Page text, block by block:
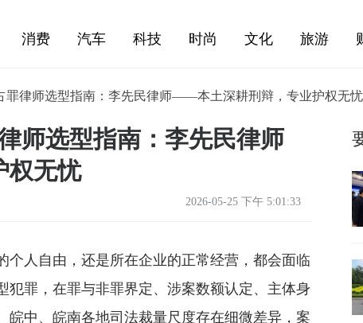
消费 汽车 科技 时尚 文化 旅游
罪律师选型指南：李先民律师——本土深耕刑辩，专业护权无忧
师选型指南：李先民律师
无忧
2026-05-25 下午 5:01:33
个人自由，还是所在企业的正常经营，都会面临
犯罪，在罪与非罪界定、涉案数额认定、主体身
中、皖南各地司法裁量尺度存在细微差异，案